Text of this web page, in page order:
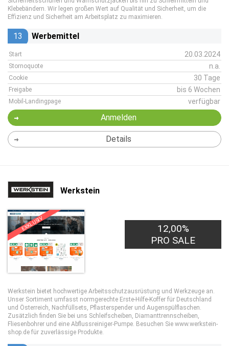
Klebebändern. Wir legen großen Wert auf Qualität und Sicherheit, um die
Effizienz und Sicherheit am Arbeitsplatz zu maximieren.
13 Werbemittel
Start 20.03.2024
Stornoquote n.a.
Cookie 30 Tage
Freigabe bis 6 Wochen
Mobil-Landingpage verfügbar
Anmelden
Details
Werkstein
EXKLUSIV
12,00%
PRO SALE
Werkstein bietet hochwertige Arbeitsschutzausrüstung und Werkzeuge an.
Unser Sortiment umfasst normgerechte Erste-Hilfe-Koffer für Deutschland
und Österreich, Nachfüllsets, Pflasterspender und Augenspülflaschen.
Zusätzlich finden Sie bei uns Schleifscheiben, Diamanttrennscheiben,
Fliesenbohrer und eine Abflussreiniger-Pumpe. Besuchen Sie www.werkstein-
shop.de für zuverlässige Produkte.